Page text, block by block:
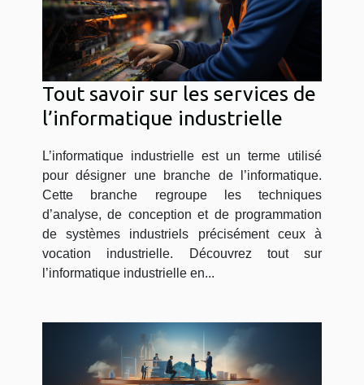
Tout savoir sur les services de
l’informatique industrielle
L’informatique industrielle est un terme utilisé
pour désigner une branche de l’informatique.
Cette branche regroupe les techniques
d’analyse, de conception et de programmation
de systèmes industriels précisément ceux à
vocation industrielle. Découvrez tout sur
l’informatique industrielle en...